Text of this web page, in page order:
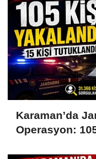
Karaman’da
Operasyon: